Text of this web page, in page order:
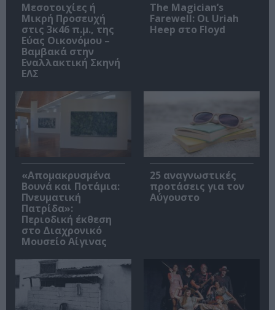
Μεσοτοιχίες ή
Μικρή Προσευχή
στις 3κ46 π.μ., της
Εύας Οικονόμου –
Βαμβακά στην
Εναλλακτική Σκηνή
ΕΛΣ
The Magician’s
Farewell: Οι Uriah
Heep στο Floyd
«Απομακρυσμένα
Βουνά και Ποτάμια:
Πνευματική
Πατρίδα»:
Περιοδική έκθεση
στο Διαχρονικό
Μουσείο Αίγινας
25 αναγνωστικές
προτάσεις για τον
Αύγουστο